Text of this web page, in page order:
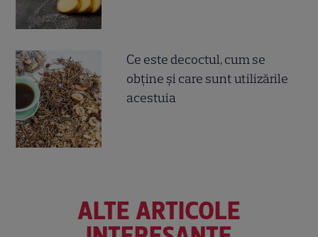
Ce este decoctul, cum se
obţine şi care sunt utilizările
acestuia
ALTE ARTICOLE